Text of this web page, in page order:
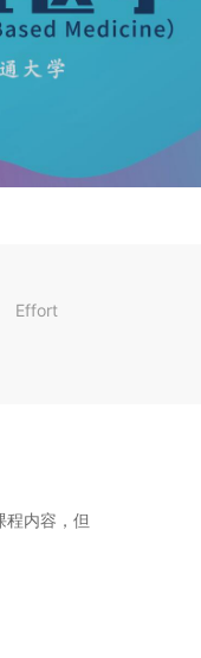
Effort
程内容，但